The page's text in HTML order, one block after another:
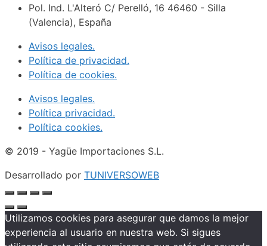
Pol. Ind. L'Alteró C/ Perelló, 16 46460 - Silla
(Valencia), España
Avisos legales.
Política de privacidad.
Política de cookies.
Avisos legales.
Política privacidad.
Política cookies.
© 2019 - Yagüe Importaciones S.L.
Desarrollado por TUNIVERSOWEB
Utilizamos cookies para asegurar que damos la mejor
experiencia al usuario en nuestra web. Si sigues